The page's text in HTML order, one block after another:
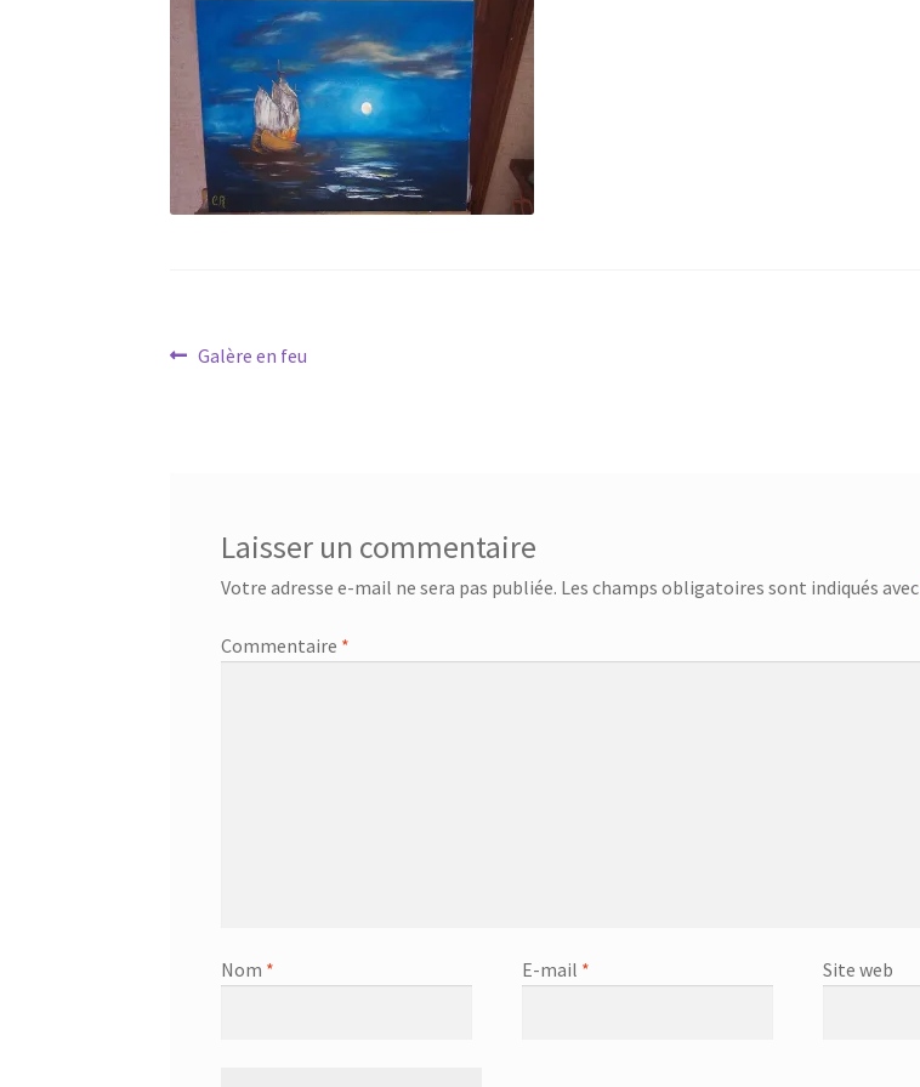
Navigation
Article
Galère en feu
Laisser un commentaire
Votre adresse e-mail ne sera pas publiée. Les champs obligatoires sont indiqués avec
Commentaire *
Nom * E-mail * Site web